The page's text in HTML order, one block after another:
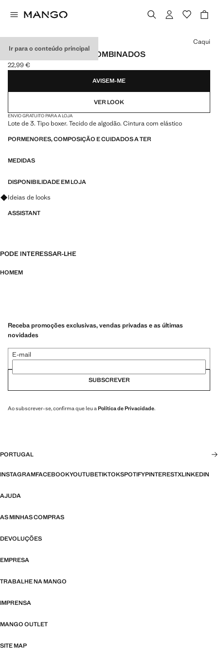
Ir para o conteúdo principal
PACK DE 3 CALÇÕES COMBINADOS
Preço atual [22,99 € ]
22,99 €
Selecione uma cor
Caqui
AVISEM-ME
VER LOOK
ENVIO GRATUITO PARA A LOJA
Lote de 3. Tipo boxer. Tecido de algodão. Cintura com elástico
PORMENORES, COMPOSIÇÃO E CUIDADOS A TER
MEDIDAS
DISPONIBILIDADE EM LOJA
Pergunte sobre looks, peças e tendências
Ideias de looks
ASSISTANT
PODE INTERESSAR-LHE
HOMEM
Receba promoções exclusivas, vendas privadas e as últimas
novidades
E-mail
SUBSCREVER
Ao subscrever-se, confirma que leu a Política de Privacidade.
PORTUGAL
INSTAGRAMFACEBOOKYOUTUBETIKTOKSPOTIFYPINTERESTXLINKEDIN
AJUDA
AS MINHAS COMPRAS
DEVOLUÇÕES
EMPRESA
TRABALHE NA MANGO
IMPRENSA
MANGO OUTLET
SITE MAP